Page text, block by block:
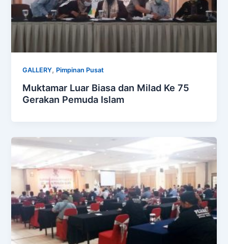
GALLERY, Pimpinan Pusat
Muktamar Luar Biasa dan Milad Ke 75
Gerakan Pemuda Islam